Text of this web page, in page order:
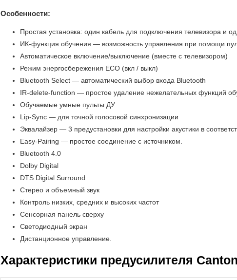
Особенности:
Простая установка: один кабель для подключения телевизора и
ИК-функция обучения — возможность управления при помощи
Автоматическое включение/выключение (вместе с телевизором)
Режим энергосбережения ECO (вкл / выкл)
Bluetooth Select — автоматический выбор входа Bluetooth
IR-delete-function — простое удаление нежелательных функций
Обучаемые умные пульты ДУ
Lip-Sync — для точной голосовой синхронизации
Эквалайзер — 3 предустановки для настройки акустики в
Easy-Pairing — простое соединение с источником.
Bluetooth 4.0
Dolby Digital
DTS Digital Surround
Стерео и объемный звук
Контроль низких, средних и высоких частот
Сенсорная панель сверху
Светодиодный экран
Дистанционное управление.
Характеристики предусилителя